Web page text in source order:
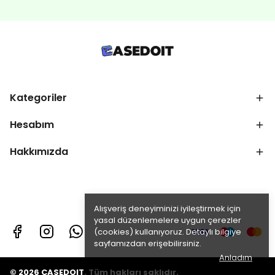
Alışveriş deneyiminizi iyileştirmek için
yasal düzenlemelere uygun çerezler
(cookies) kullanıyoruz. Detaylı bilgiye
sayfamızdan erişebilirsiniz.
Anladım
Kategoriler
Hesabım
Hakkımızda
© 2026 CASEDOIT. Tüm hakları saklıdır.